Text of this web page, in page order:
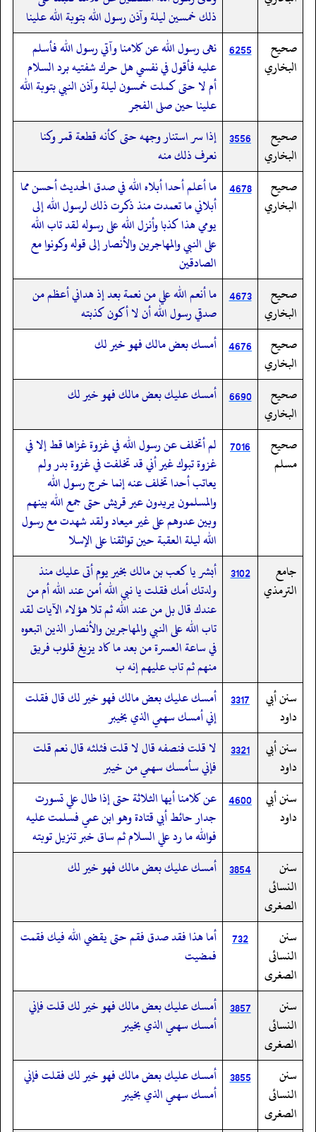
ذلك خمسين ليلة وآذن رسول الله بتوبة الله علينا
صحيح
البخاري
6255 نهى رسول الله عن كلامنا وآتي رسول الله فأسلم
عليه فأقول في نفسي هل حرك شفتيه برد السلام
أم لا حتى كملت خمسون ليلة وآذن النبي بتوبة الله
علينا حين صلى الفجر
صحيح
البخاري
3556 إذا سر استنار وجهه حتى كأنه قطعة قمر وكنا
نعرف ذلك منه
صحيح
البخاري
4678 ما أعلم أحدا أبلاه الله في صدق الحديث أحسن مما
أبلاني ما تعمدت منذ ذكرت ذلك لرسول الله إلى
يومي هذا كذبا وأنزل الله على رسوله لقد تاب الله
على النبي والمهاجرين والأنصار إلى قوله وكونوا مع
الصادقين
صحيح
البخاري
4673 ما أنعم الله علي من نعمة بعد إذ هداني أعظم من
صدقي رسول الله أن لا أكون كذبته
صحيح
البخاري
4676 أمسك بعض مالك فهو خير لك
صحيح
البخاري
6690 أمسك عليك بعض مالك فهو خير لك
صحيح
مسلم
7016
لم أتخلف عن رسول الله في غزوة غزاها قط إلا في
غزوة تبوك غير أني قد تخلفت في غزوة بدر ولم
يعاتب أحدا تخلف عنه إنما خرج رسول الله
والمسلمون يريدون عير قريش حتى جمع الله بينهم
وبين عدوهم على غير ميعاد ولقد شهدت مع رسول
الله ليلة العقبة حين تواثقنا على الإسلا
جامع
الترمذي
3102
أبشر يا كعب بن مالك بخير يوم أتى عليك منذ
ولدتك أمك فقلت يا نبي الله أمن عند الله أم من
عندك قال بل من عند الله ثم تلا هؤلاء الآيات لقد
تاب الله على النبي والمهاجرين والأنصار الذين اتبعوه
في ساعة العسرة من بعد ما كاد يزيغ قلوب فريق
منهم ثم تاب عليهم إنه ب
سنن أبي
داود
3317
أمسك عليك بعض مالك فهو خير لك قال فقلت
إني أمسك سهمي الذي بخيبر
سنن أبي
داود
3321
لا قلت فنصفه قال لا قلت فثلثه قال نعم قلت
فإني سأمسك سهمي من خيبر
سنن أبي
داود
4600 عن كلامنا أيها الثلاثة حتى إذا طال علي تسورت
جدار حائط أبي قتادة وهو ابن عمي فسلمت عليه
فوالله ما رد علي السلام ثم ساق خبر تنزيل توبته
سنن
النسائى
الصغرى
3854 أمسك عليك بعض مالك فهو خير لك
سنن
النسائى
الصغرى
732
أما هذا فقد صدق فقم حتى يقضي الله فيك فقمت
فمضيت
سنن
النسائى
الصغرى
3857 أمسك عليك بعض مالك فهو خير لك قلت فإني
أمسك سهمي الذي بخيبر
سنن
النسائى
الصغرى
3855 أمسك عليك بعض مالك فهو خير لك فقلت فإني
أمسك سهمي الذي بخيبر